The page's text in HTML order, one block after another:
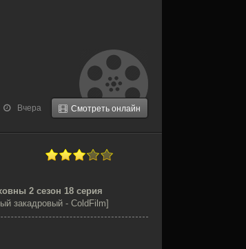
Вчера Смотреть онлайн
2 сезон 18 серия
закадровый - ColdFilm]